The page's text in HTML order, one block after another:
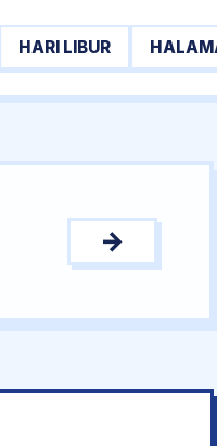
HARI LIBUR
→